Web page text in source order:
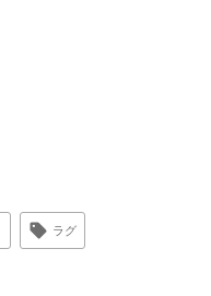
ラグ